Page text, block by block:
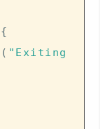
{
( "Exiting